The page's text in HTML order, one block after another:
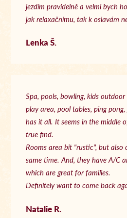
jezdím pravidelně a velmi bych
jak relaxačnímu, tak k oslavám
Lenka Š.
Spa, pools, bowling, kids
play area, pool tables, ping
has it all. It seems in the middle
true find.
Rooms area bit "rustic", but
same time. And, they have A/C
which are great for families.
Definitely want to come back
Natalie R.